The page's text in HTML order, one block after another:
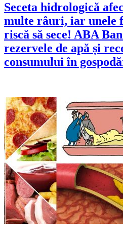
Seceta hidrologică
multe râuri, iar unele
riscă să sece! ABA
rezervele de apă și
consumului în